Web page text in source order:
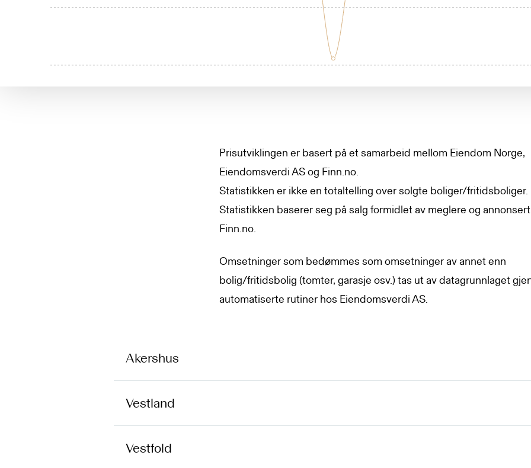
Prisutviklingen er basert på et samarbeid mellom Eiendom Norge,
Eiendomsverdi AS og Finn.no.
Statistikken er ikke en totaltelling over solgte boliger/fritidsboliger.
Statistikken baserer seg på salg formidlet av meglere og
Finn.no.
Omsetninger som bedømmes som omsetninger av annet enn
bolig/fritidsbolig (tomter, garasje osv.) tas ut av datagrunnlaget
automatiserte rutiner hos Eiendomsverdi AS.
Akershus
Vestland
Vestfold